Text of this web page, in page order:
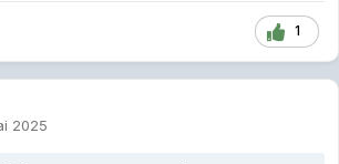
1
2025